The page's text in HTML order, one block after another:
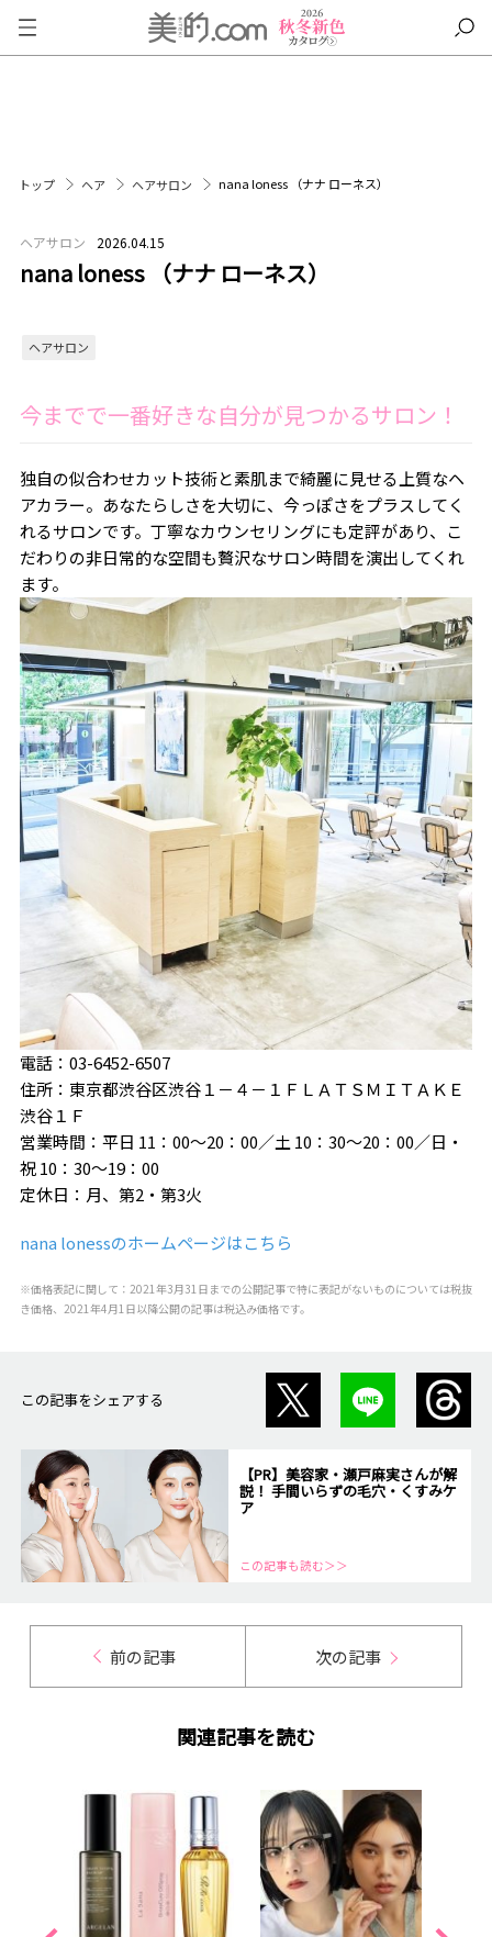
トップ ヘア ヘアサロン nana loness （ナナ ローネス）
ヘアサロン 2026.04.15
nana loness （ナナ ローネス）
ヘアサロン
今までで一番好きな自分が見つかるサロン！
独自の似合わせカット技術と素肌まで綺麗に見せる上質なヘ
アカラー。あなたらしさを大切に、今っぽさをプラスしてく
れるサロンです。丁寧なカウンセリングにも定評があり、こ
だわりの非日常的な空間も贅沢なサロン時間を演出してくれ
ます。
電話：03-6452-6507
住所：東京都渋谷区渋谷１－４－１ＦＬＡＴＳＭＩＴＡＫＥ
渋谷１Ｆ
営業時間：平日 11：00〜20：00／土 10：30〜20：00／日・
祝 10：30〜19：00
定休日：月、第2・第3火
nana lonessのホームページはこちら
※価格表記に関して：2021年3月31日までの公開記事で特に表記がないものについては税抜
き価格、2021年4月1日以降公開の記事は税込み価格です。
この記事をシェアする
【PR】美容家・瀬戸麻実さんが解
説！ 手間いらずの毛穴・くすみケ
ア
この記事も読む＞＞
前の記事 次の記事
関連記事を読む